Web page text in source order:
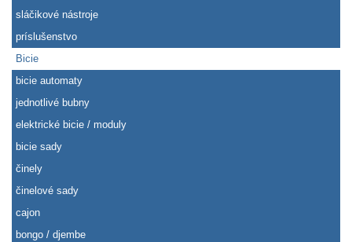
sláčikové nástroje
príslušenstvo
Bicie
bicie automaty
jednotlivé bubny
elektrické bicie / moduly
bicie sady
činely
činelové sady
cajon
bongo / djembe